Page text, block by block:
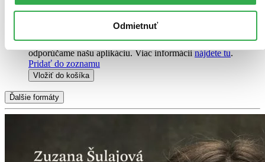
Odmietnuť
20,90 €
Chcete vyskúšať čítanie ušami? Na vypočutie audioknihy
vám postačí telefón. Pre čo najjednoduchšie počúvanie
odporúčame našu aplikáciu. Viac informáciinájdete tu.
Pridať do zoznamu
Vložiť do košíka
Ďalšie formáty